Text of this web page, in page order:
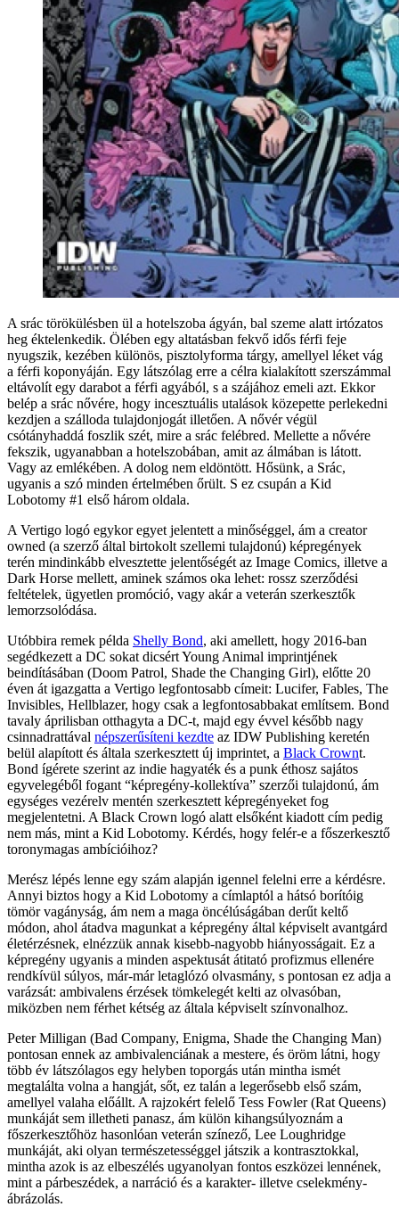
A srác törökülésben ül a hotelszoba ágyán, bal szeme alatt irtózatos
heg éktelenkedik. Ölében egy altatásban fekvő idős férfi feje
nyugszik, kezében különös, pisztolyforma tárgy, amellyel léket vág
a férfi koponyáján. Egy látszólag erre a célra kialakított szerszámmal
eltávolít egy darabot a férfi agyából, s a szájához emeli azt. Ekkor
belép a srác nővére, hogy incesztuális utalások közepette perlekedni
kezdjen a szálloda tulajdonjogát illetően. A nővér végül
csótányhaddá foszlik szét, mire a srác felébred. Mellette a nővére
fekszik, ugyanabban a hotelszobában, amit az álmában is látott.
Vagy az emlékében. A dolog nem eldöntött. Hősünk, a Srác,
ugyanis a szó minden értelmében őrült. S ez csupán a Kid
Lobotomy #1 első három oldala.
A Vertigo logó egykor egyet jelentett a minőséggel, ám a creator
owned (a szerző által birtokolt szellemi tulajdonú) képregények
terén mindinkább elvesztette jelentőségét az Image Comics, illetve a
Dark Horse mellett, aminek számos oka lehet: rossz szerződési
feltételek, ügyetlen promóció, vagy akár a veterán szerkesztők
lemorzsolódása.
Utóbbira remek példa Shelly Bond, aki amellett, hogy 2016-ban
segédkezett a DC sokat dicsért Young Animal imprintjének
beindításában (Doom Patrol, Shade the Changing Girl), előtte 20
éven át igazgatta a Vertigo legfontosabb címeit: Lucifer, Fables, The
Invisibles, Hellblazer, hogy csak a legfontosabbakat említsem. Bond
tavaly áprilisban otthagyta a DC-t, majd egy évvel később nagy
csinnadrattával népszerűsíteni kezdte az IDW Publishing keretén
belül alapított és általa szerkesztett új imprintet, a Black Crownt.
Bond ígérete szerint az indie hagyaték és a punk éthosz sajátos
egyvelegéből fogant “képregény-kollektíva” szerzői tulajdonú, ám
egységes vezérelv mentén szerkesztett képregényeket fog
megjelentetni. A Black Crown logó alatt elsőként kiadott cím pedig
nem más, mint a Kid Lobotomy. Kérdés, hogy felér-e a főszerkesztő
toronymagas ambícióihoz?
Merész lépés lenne egy szám alapján igennel felelni erre a kérdésre.
Annyi biztos hogy a Kid Lobotomy a címlaptól a hátsó borítóig
tömör vagányság, ám nem a maga öncélúságában derűt keltő
módon, ahol átadva magunkat a képregény által képviselt avantgárd
életérzésnek, elnézzük annak kisebb-nagyobb hiányosságait. Ez a
képregény ugyanis a minden aspektusát átitató profizmus ellenére
rendkívül súlyos, már-már letaglózó olvasmány, s pontosan ez adja a
varázsát: ambivalens érzések tömkelegét kelti az olvasóban,
miközben nem férhet kétség az általa képviselt színvonalhoz.
Peter Milligan (Bad Company, Enigma, Shade the Changing Man)
pontosan ennek az ambivalenciának a mestere, és öröm látni, hogy
több év látszólagos egy helyben toporgás után mintha ismét
megtalálta volna a hangját, sőt, ez talán a legerősebb első szám,
amellyel valaha előállt. A rajzokért felelő Tess Fowler (Rat Queens)
munkáját sem illetheti panasz, ám külön kihangsúlyoznám a
főszerkesztőhöz hasonlóan veterán színező, Lee Loughridge
munkáját, aki olyan természetességgel játszik a kontrasztokkal,
mintha azok is az elbeszélés ugyanolyan fontos eszközei lennének,
mint a párbeszédek, a narráció és a karakter- illetve cselekmény-
ábrázolás.